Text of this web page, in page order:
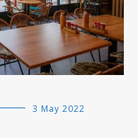
3 May 2022